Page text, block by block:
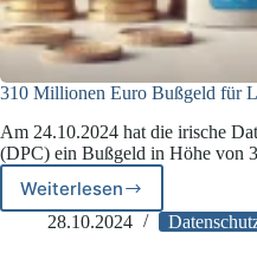
310 Millionen Euro Bußgeld für
Am 24.10.2024 hat die irische
(DPC) ein Bußgeld in Höhe von
Weiterlesen
310
Millionen
28.10.2024